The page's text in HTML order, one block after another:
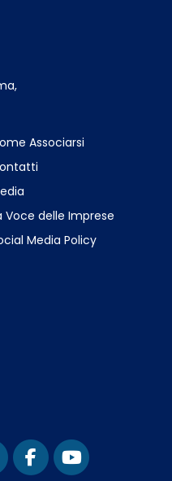
Associarsi
Voce delle Imprese
Media Policy